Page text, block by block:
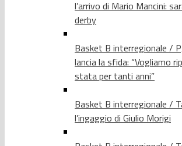
l’arrivo di Mario Mancini:
derby
Basket B interregionale /
lancia la sfida: “Vogliamo
stata per tanti anni”
Basket B interregionale /
l’ingaggio di Giulio Morigi